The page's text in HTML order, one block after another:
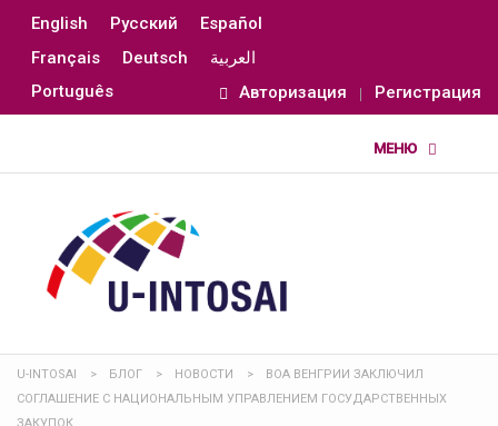
English Русский
Español
Français
Deutsch
العربية
Português
Авторизация Регистрация
U-INTOSAI > БЛОГ > НОВОСТИ >
ВОА ВЕНГРИИ ЗАКЛЮЧИЛ
СОГЛАШЕНИЕ С НАЦИОНАЛЬНЫМ УПРАВЛЕНИЕМ ГОСУДАРСТВЕННЫХ